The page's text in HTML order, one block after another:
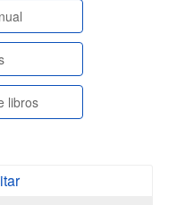
libros